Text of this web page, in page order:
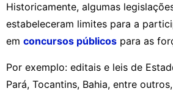
Historicamente, algumas
estabeleceram limites para a
em concursos públicos para as
Por exemplo: editais e leis de
Pará, Tocantins, Bahia, entre